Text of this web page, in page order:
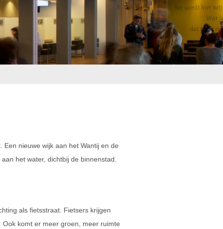
nieuwe wijk aan het Wantij en de
het water, dichtbij de binnenstad.
als fietsstraat. Fietsers krijgen
Ook komt er meer groen, meer ruimte